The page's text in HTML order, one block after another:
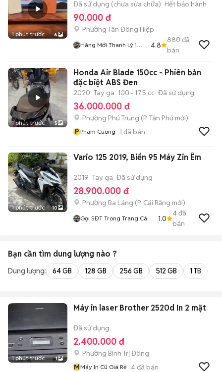
1 phút trước 6
Đã sử dụng (chưa sửa chữa) Hết bảo hành
90.000 đ
Phường Tân Đông Hiệp
Hàng Mới Thanh Lý 1
4.8
880 đã
bán
1 phút trước 5
Honda Air Blade 150cc - Phiên bản
đặc biệt ABS Đen
2020 Tay ga 100 - 175 cc Đã sử dụng
36.000.000 đ
Phường Phú Trung (P. Tân Phú mới)
P Pham Cuong 1 đã bán
1 phút trước 10
Vario 125 2019, Biển 95 Máy Zin Êm
2019 Tay ga Đã sử dụng
28.900.000 đ
Phường Ba Láng (P. Cái Răng mới)
Gọi SĐT Trong Trang Cá
1.0
4đã
bán
Bạn cần tìm dung lượng nào ?
Dung lượng: 64 GB 128 GB 256 GB 512 GB 1 TB
1 phút trước 1
Máy in laser Brother 2520d In 2 mặt
Đã sử dụng
2.400.000 đ
Phường Bình Trị Đông
MMáy In Cũ Giá Rẻ 4đã bán